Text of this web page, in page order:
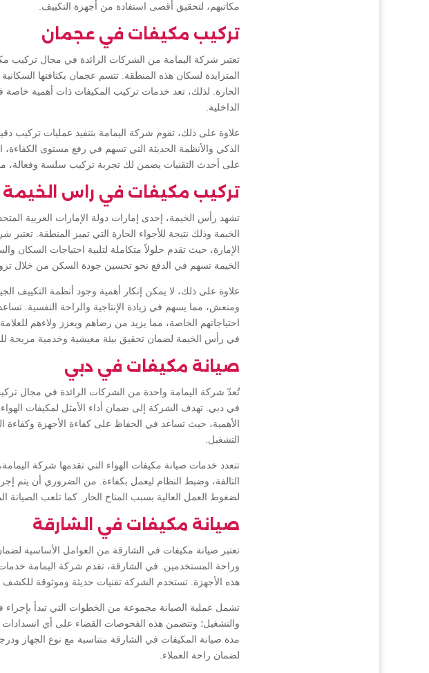
مكاتبهم، لتحقيق أقصى استفادة من أجهزة التكييف.
تركيب مكيفات في عجمان
تعتبر شركة اليمامة من الشركات الرائدة في مجال تركيب
المتزايدة لسكان هذه المنطقة. تتسم عجمان بكثافتها
الحارة. لذلك، تعد خدمات تركيب المكيفات ذات أهمية
الداخلية.
علاوة على ذلك، تقوم شركة اليمامة بتنفيذ عمليات تركيب
الذكي والأنظمة الحديثة التي تسهم في رفع مستوى الكفاءة،
على أحدث التقنيات يضمن لك تجربة تركيب سلسة وفعالة،
تركيب مكيفات في راس الخيمة
تشهد رأس الخيمة، إحدى إمارات دولة الإمارات العربية
الخيمة وذلك نتيجة للأجواء الحارة التي تميز المنطقة.
الإمارة، حيث تقدم حلولاً متكاملة لتلبية احتياجات
الخيمة تسهم في الدفع نحو تحسين جودة السكن من خلال
علاوة على ذلك، لا يمكن إنكار أهمية وجود أنظمة التكييف
ومنعش، مما يسهم في زيادة الإنتاجية والراحة النفسية.
احتياجاتهم الخاصة، مما يزيد من رضاهم ويعزز ولاءهم
في رأس الخيمة لضمان تحقيق بيئة معيشية وخدمية مريحة
صيانة مكيفات في دبي
تُعدّ شركة اليمامة واحدة من الشركات الرائدة في مجال
في دبي. تهدف الشركة إلى ضمان أداء الأمثل لمكيفات الهواء
الأهمية، حيث تساعد في الحفاظ على كفاءة الأجهزة وكفاءة
التشغيل.
تتعدد خدمات صيانة مكيفات الهواء التي تقدمها شركة
التالفة، وضبط النظام ليعمل بكفاءة. من الضروري أن يتم
لضغوط العمل العالية بسبب المناخ الحار. كما تلعب
صيانة مكيفات في الشارقة
تعتبر صيانة مكيفات في الشارقة من العوامل الأساسية
وراحة المستخدمين. في الشارقة، تقدم شركة اليمامة
هذه الأجهزة. تستخدم الشركة تقنيات حديثة وموثوقة للكشف
تشمل عملية الصيانة مجموعة من الخطوات التي تبدأ
والتشغيل؛ وتتضمن هذه الفحوصات القضاء على أي انسدادات
مدة صيانة المكيفات في الشارقة متناسبة مع نوع الجهاز
لضمان راحة العملاء.